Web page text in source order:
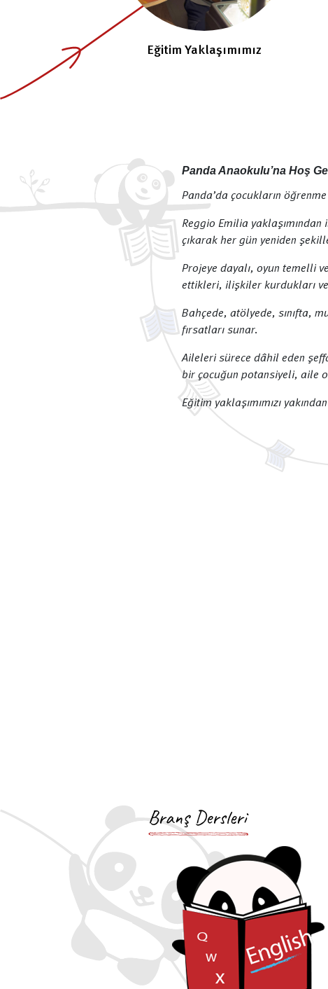
Eğitim Yaklaşımımız
Panda Anaokulu’na Hoş
Panda’da çocukların
Reggio Emilia
çıkarak her gün yeniden
Projeye dayalı, oyun temelli
ettikleri, ilişkiler kurdukları ve
Bahçede, atölyede, sınıfta,
fırsatları sunar.
Aileleri sürece dâhil eden
bir çocuğun potansiyeli, aile
Eğitim yaklaşımımızı
Branş Dersleri